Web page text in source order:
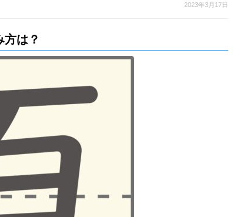
2023年3月17日
方は？